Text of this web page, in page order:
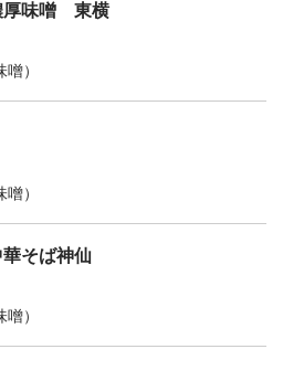
厚味噌 東横
）
）
そば神仙
）